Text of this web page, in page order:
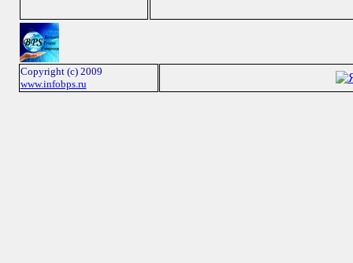
Copyright (c) 2009
www.infobps.ru